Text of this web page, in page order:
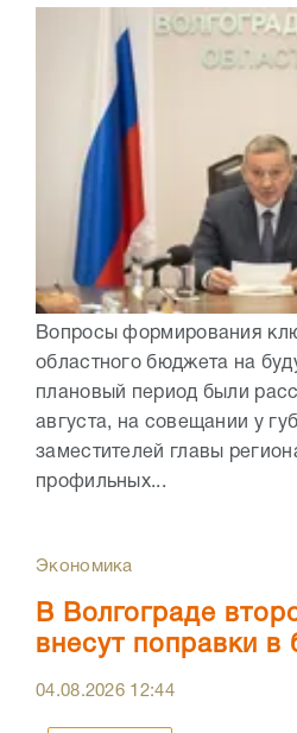
Вопросы формирования
областного бюджета на
плановый период были
августа, на совещании у
заместителей главы
профильных...
Экономика
В Волгограде
внесут поправки
04.08.2026 12:44